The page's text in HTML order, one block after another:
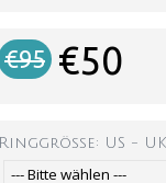
€95 €50
Ringgröße: US -